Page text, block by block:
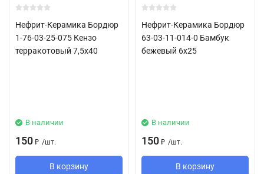
Нефрит-Керамика Бордюр
1-76-03-25-075 Кензо
терракотовый 7,5х40
В наличии
150 ₽ /шт.
В корзину
Нефрит-Керамика Бордюр
63-03-11-014-0 Бамбук
бежевый 6х25
В наличии
150 ₽ /шт.
В корзину